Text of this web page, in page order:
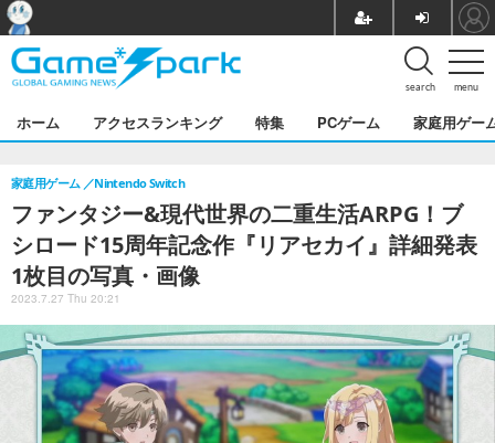
menu
search
ホーム アクセスランキング 特集 PCゲーム 家庭用ゲー
ファンタジー&現代世界の二重生活ARPG！ブ
シロード15周年記念作『リアセカイ』詳細発表
1枚目の写真・画像
家庭用ゲーム Nintendo Switch
2023.7.27 Thu 20:21